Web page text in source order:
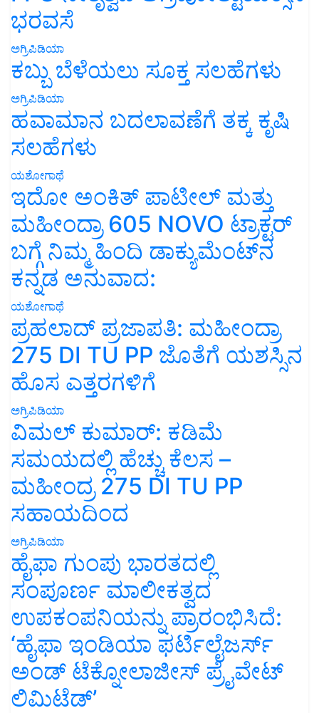
ಭರವಸೆ
ಅಗ್ರಿಪಿಡಿಯಾ
ಕಬ್ಬು ಬೆಳೆಯಲು ಸೂಕ್ತ ಸಲಹೆಗಳು
ಅಗ್ರಿಪಿಡಿಯಾ
ಹವಾಮಾನ ಬದಲಾವಣೆಗೆ ತಕ್ಕ ಕೃಷಿ
ಸಲಹೆಗಳು
ಯಶೋಗಾಥೆ
ಇದೋ ಅಂಕಿತ್ ಪಾಟೀಲ್ ಮತ್ತು
ಮಹೀಂದ್ರಾ 605 NOVO ಟ್ರಾಕ್ಟರ್
ಬಗ್ಗೆ ನಿಮ್ಮ ಹಿಂದಿ ಡಾಕ್ಯುಮೆಂಟ್‌ನ
ಕನ್ನಡ ಅನುವಾದ:
ಯಶೋಗಾಥೆ
ಪ್ರಹಲಾದ್ ಪ್ರಜಾಪತಿ: ಮಹೀಂದ್ರಾ
275 DI TU PP ಜೊತೆಗೆ ಯಶಸ್ಸಿನ
ಹೊಸ ಎತ್ತರಗಳಿಗೆ
ಅಗ್ರಿಪಿಡಿಯಾ
ವಿಮಲ್ ಕುಮಾರ್: ಕಡಿಮೆ
ಸಮಯದಲ್ಲಿ ಹೆಚ್ಚು ಕೆಲಸ –
ಮಹೀಂದ್ರ 275 DI TU PP
ಸಹಾಯದಿಂದ
ಅಗ್ರಿಪಿಡಿಯಾ
ಹೈಫಾ ಗುಂಪು ಭಾರತದಲ್ಲಿ
ಸಂಪೂರ್ಣ ಮಾಲೀಕತ್ವದ
ಉಪಕಂಪನಿಯನ್ನು ಪ್ರಾರಂಭಿಸಿದೆ:
‘ಹೈಫಾ ಇಂಡಿಯಾ ಫರ್ಟಿಲೈಜರ್ಸ್
ಅಂಡ್ ಟೆಕ್ನೋಲಾಜೀಸ್ ಪ್ರೈವೇಟ್
ಲಿಮಿಟೆಡ್’